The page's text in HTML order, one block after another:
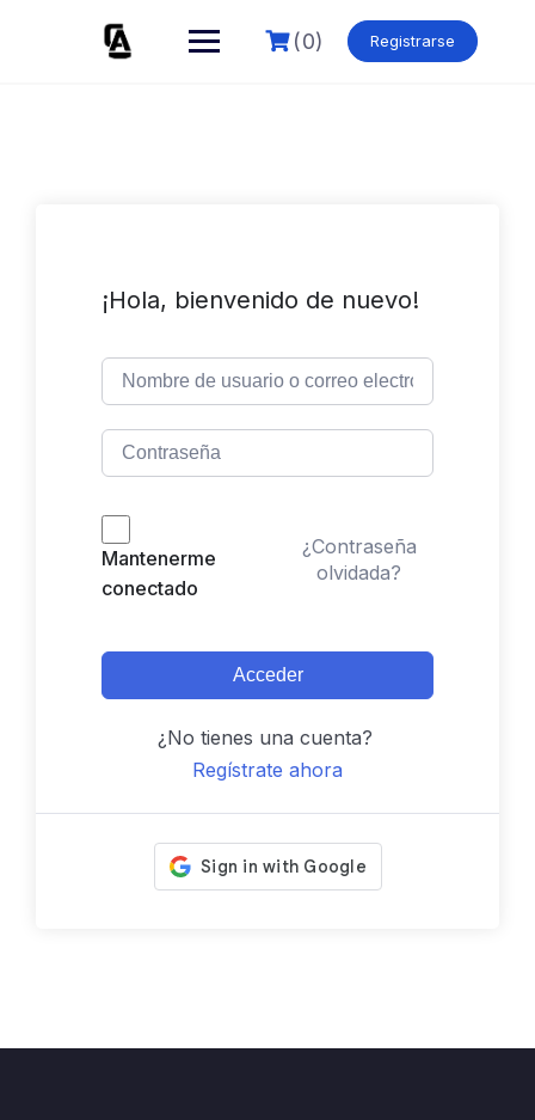
(0) Registrarse
¡Hola, bienvenido de nuevo!
Mantenerme
conectado
¿Contraseña
olvidada?
Acceder
¿No tienes una cuenta?
Regístrate ahora